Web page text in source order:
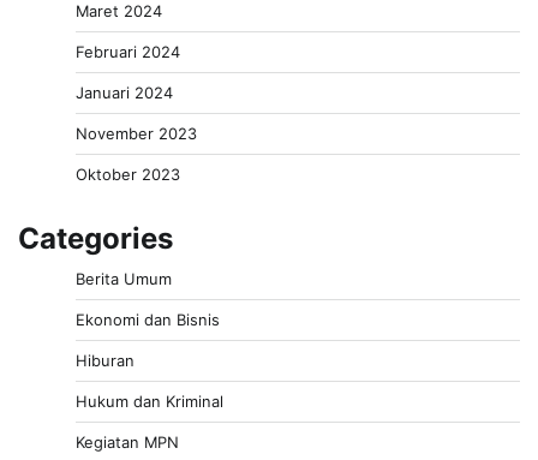
Maret 2024
Februari 2024
Januari 2024
November 2023
Oktober 2023
Categories
Berita Umum
Ekonomi dan Bisnis
Hiburan
Hukum dan Kriminal
Kegiatan MPN